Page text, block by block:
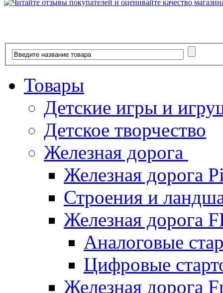
Товары
Детские игры и
Детское творчество
Железная дорога
Железная дорога
Строения и
Железная дорога
Аналоговые
Цифровые
Железная дорога